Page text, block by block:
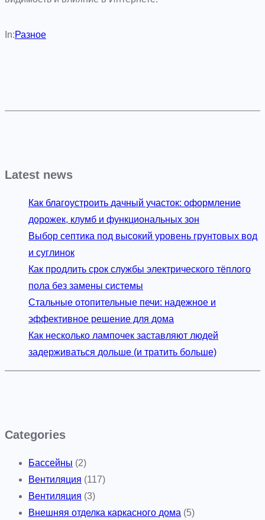
In:Разное
Latest news
Как благоустроить дачный участок: оформление
дорожек, клумб и функциональных зон
Выбор септика под высокий уровень грунтовых вод
и суглинок
Как продлить срок службы электрического тёплого
пола без замены системы
Стальные отопительные печи: надежное и
эффективное решение для дома
Как несколько лампочек заставляют людей
задерживаться дольше (и тратить больше)
Categories
Бассейны (2)
Вентиляция (117)
Вентиляция (3)
Внешняя отделка каркасного дома (5)